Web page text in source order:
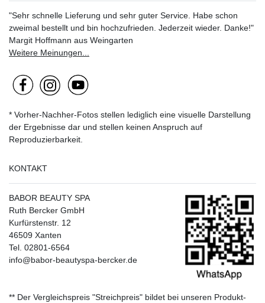
"Sehr schnelle Lieferung und sehr guter Service. Habe schon
zweimal bestellt und bin hochzufrieden. Jederzeit wieder. Danke!"
Margit Hoffmann aus Weingarten
Weitere Meinungen...
* Vorher-Nachher-Fotos stellen lediglich eine visuelle Darstellung
der Ergebnisse dar und stellen keinen Anspruch auf
Reproduzierbarkeit.
KONTAKT
BABOR BEAUTY SPA
Ruth Bercker GmbH
Kurfürstenstr. 12
46509 Xanten
Tel. 02801-6564
info@babor-beautyspa-bercker.de
** Der Vergleichspreis "Streichpreis" bildet bei unseren Produkt-